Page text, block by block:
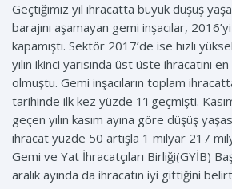
Geçtiğimiz yıl ihracatta büyük düşüş
barajını aşamayan gemi inşacılar,
kapamıştı. Sektör 2017’de ise hızlı
yılın ikinci yarısında üst üste ihracatını
olmuştu. Gemi inşacıların toplam
tarihinde ilk kez yüzde 1’i geçmişti.
geçen yılın kasım ayına göre düşüş
ihracat yüzde 50 artışla 1 milyar 217
Gemi ve Yat İhracatçıları Birliği(GYİB)
aralık ayında da ihracatın iyi gittiğini